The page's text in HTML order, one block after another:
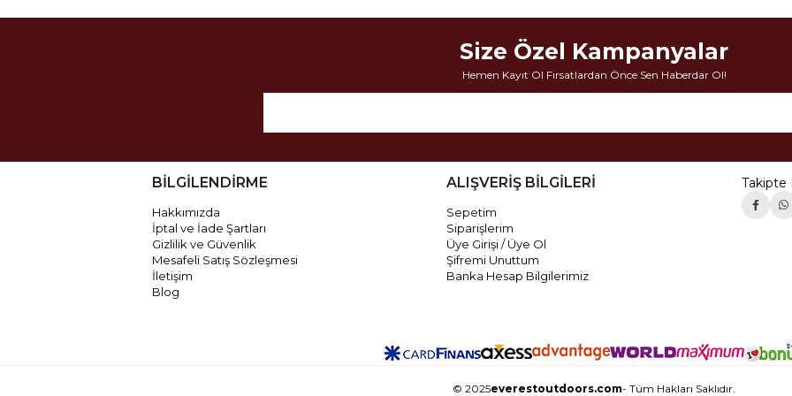
Size Özel Kampanyalar
Hemen Kayıt Ol Fırsatlardan Önce Sen Haberdar Ol!
BİLGİLENDİRME
Hakkımızda
İptal ve İade Şartları
Gizlilik ve Güvenlik
Mesafeli Satış Sözleşmesi
İletişim
Blog
ALIŞVERİŞ BİLGİLERİ
Sepetim
Siparişlerim
Üye Girişi / Üye Ol
Şifremi Unuttum
Banka Hesap Bilgilerimiz
Takipte
© 2025everestoutdoors.com- Tüm Hakları Saklıdır.